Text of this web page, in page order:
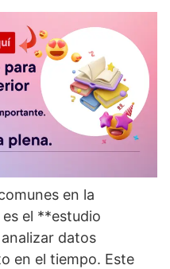
en la
el **estudio
datos
en el tiempo. Este